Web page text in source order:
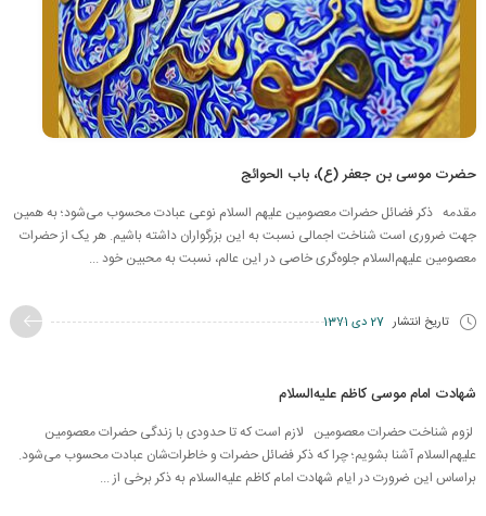
حضرت موسی بن جعفر (ع)، باب الحوائج
مقدمه ذکر فضائل حضرات معصومین علیهم السلام نوعی عبادت محسوب می‌شود؛ به همین
جهت ضروری است شناخت اجمالی نسبت به این بزرگواران داشته باشیم. هر یک از حضرات
معصومین علیهم‌السلام جلوه‌گری خاصی در این عالم، نسبت به محبین خود ...
تاریخ انتشار 27 دی 1371
شهادت امام موسی کاظم علیه‌السلام
لزوم شناخت حضرات معصومین لازم است که تا حدودی با زندگی حضرات معصومین
علیهم‌السلام آشنا بشویم؛ چرا که ذکر فضائل حضرات و خاطرات‌شان عبادت محسوب می‌شود.
براساس این ضرورت در ایام شهادت امام کاظم علیه‌السلام به ذکر برخی از ...